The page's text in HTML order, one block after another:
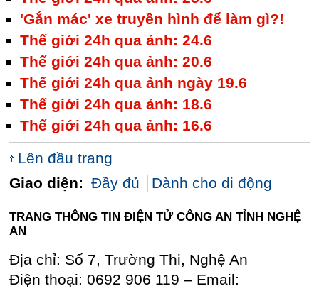
'Gắn mác' xe truyền hình để làm gì?!
Thế giới 24h qua ảnh: 24.6
Thế giới 24h qua ảnh: 20.6
Thế giới 24h qua ảnh ngày 19.6
Thế giới 24h qua ảnh: 18.6
Thế giới 24h qua ảnh: 16.6
Lên đầu trang
Giao diện: Đầy đủ Dành cho di động
TRANG THÔNG TIN ĐIỆN TỬ CÔNG AN TỈNH NGHỆ
AN
Địa chỉ: Số 7, Trường Thi, Nghệ An
Điện thoại: 0692 906 119 – Email: